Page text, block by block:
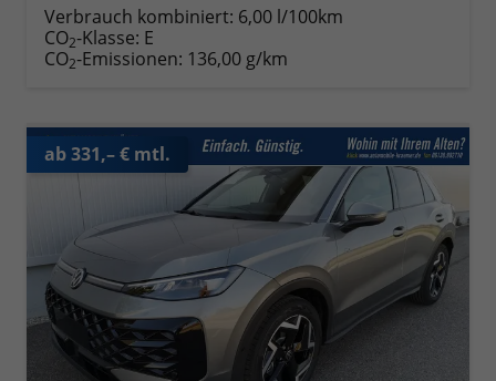
Verbrauch kombiniert: 6,00 l/100km
CO2-Klasse: E
CO2-Emissionen: 136,00 g/km
ab 331,– € mtl.